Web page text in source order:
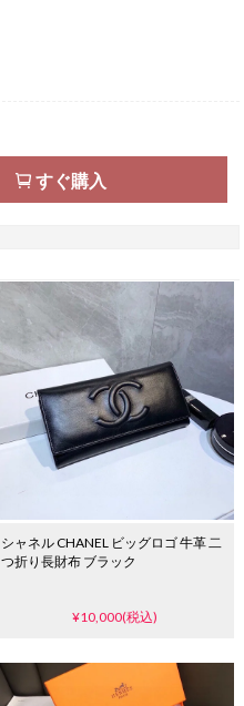
すぐ購入
シャネル CHANEL ビッグロゴ 牛革 二
つ折り長財布 ブラック
¥10,000(税込)